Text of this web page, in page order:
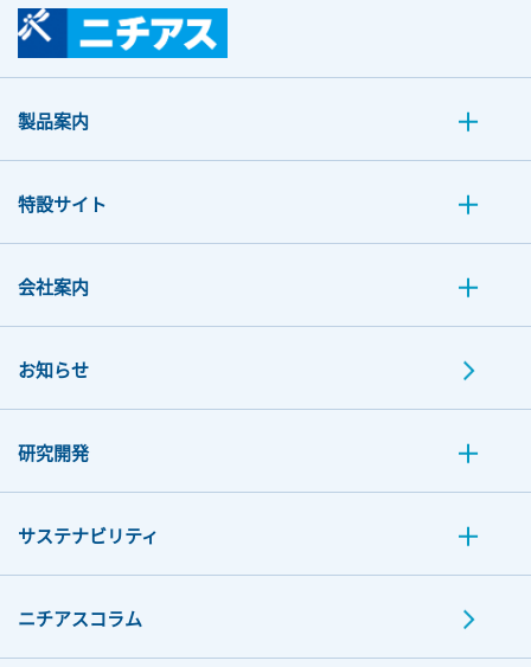
製品案内
特設サイト
会社案内
お知らせ
研究開発
サステナビリティ
ニチアスコラム